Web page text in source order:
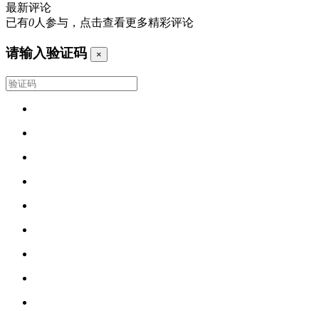
最新评论
已有0人参与，点击查看更多精彩评论
请输入验证码 ×